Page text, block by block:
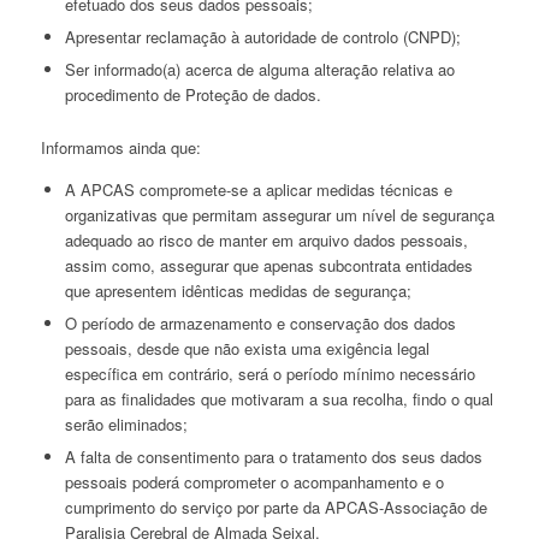
Apresentar reclamação à autoridade de controlo (CNPD);
Ser informado(a) acerca de alguma alteração relativa ao
procedimento de Proteção de dados.
Informamos ainda que:
A APCAS compromete-se a aplicar medidas técnicas e
organizativas que permitam assegurar um nível de segurança
adequado ao risco de manter em arquivo dados pessoais,
assim como, assegurar que apenas subcontrata entidades
que apresentem idênticas medidas de segurança;
O período de armazenamento e conservação dos dados
pessoais, desde que não exista uma exigência legal
específica em contrário, será o período mínimo necessário
para as finalidades que motivaram a sua recolha, findo o qual
serão eliminados;
A falta de consentimento para o tratamento dos seus dados
pessoais poderá comprometer o acompanhamento e o
cumprimento do serviço por parte da APCAS-Associação de
Paralisia Cerebral de Almada Seixal.